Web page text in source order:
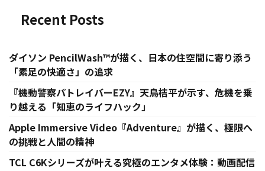
Recent Posts
ダイソン PencilWash™が描く、日本の住空間に寄り添う
「素足の快適さ」の追求
『機動警察パトレイバーEZY』天鳥桔平が示す、危機を乗
り越える「知恵のライフハック」
Apple Immersive Video『Adventure』が描く、極限へ
の挑戦と人間の精神
TCL C6Kシリーズが叶える究極のエンタメ体験：動画配信